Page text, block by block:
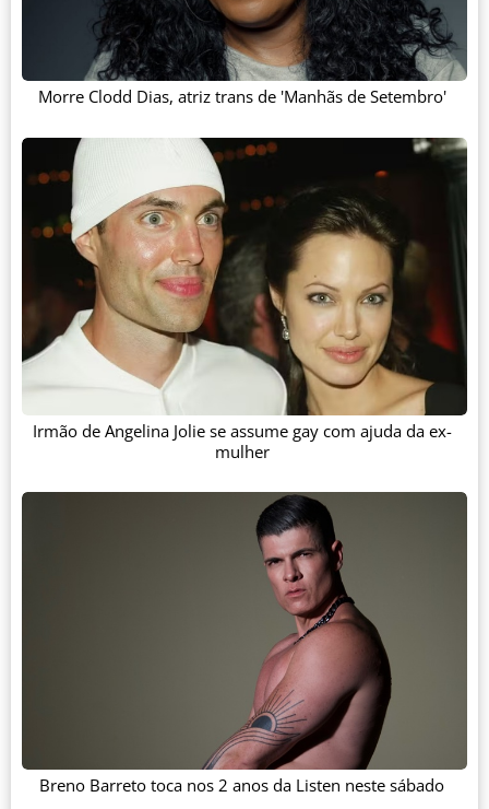
Morre Clodd Dias, atriz trans de 'Manhãs de Setembro'
Irmão de Angelina Jolie se assume gay com ajuda da ex-
mulher
Breno Barreto toca nos 2 anos da Listen neste sábado